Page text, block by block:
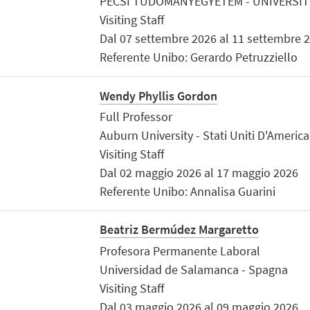
Visiting Staff
Dal 07 settembre 2026 al 11 settembre
Referente Unibo: Gerardo Petruzziello
Wendy Phyllis Gordon
Full Professor
Auburn University - Stati Uniti D'America
Visiting Staff
Dal 02 maggio 2026 al 17 maggio 2026
Referente Unibo: Annalisa Guarini
Beatriz Bermúdez Margaretto
Profesora Permanente Laboral
Universidad de Salamanca - Spagna
Visiting Staff
Dal 03 maggio 2026 al 09 maggio 2026